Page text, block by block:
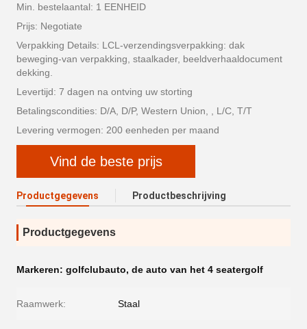
Min. bestelaantal: 1 EENHEID
Prijs: Negotiate
Verpakking Details: LCL-verzendingsverpakking: dak
beweging-van verpakking, staalkader, beeldverhaaldocument
dekking.
Levertijd: 7 dagen na ontving uw storting
Betalingscondities: D/A, D/P, Western Union, , L/C, T/T
Levering vermogen: 200 eenheden per maand
Vind de beste prijs
Productgegevens Productbeschrijving
Productgegevens
Markeren: golfclubauto, de auto van het 4 seatergolf
Raamwerk: Staal